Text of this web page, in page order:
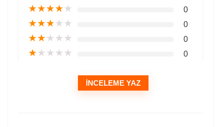
★★★★★ 0
★★★★★ 0
★★★★★ 0
★★★★★ 0
İNCELEME YAZ